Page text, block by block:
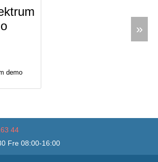
demo
»
44
Fre 08:00-16:00